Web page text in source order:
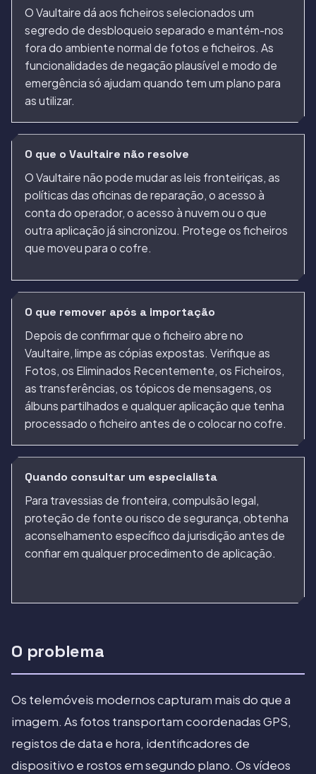
O Vaultaire dá aos ficheiros selecionados um
segredo de desbloqueio separado e mantém-nos
fora do ambiente normal de fotos e ficheiros. As
funcionalidades de negação plausível e modo de
emergência só ajudam quando tem um plano para
as utilizar.
O que o Vaultaire não resolve
O Vaultaire não pode mudar as leis fronteiriças, as
políticas das oficinas de reparação, o acesso à
conta do operador, o acesso à nuvem ou o que
outra aplicação já sincronizou. Protege os ficheiros
que moveu para o cofre.
O que remover após a importação
Depois de confirmar que o ficheiro abre no
Vaultaire, limpe as cópias expostas. Verifique as
Fotos, os Eliminados Recentemente, os Ficheiros,
as transferências, os tópicos de mensagens, os
álbuns partilhados e qualquer aplicação que tenha
processado o ficheiro antes de o colocar no cofre.
Quando consultar um especialista
Para travessias de fronteira, compulsão legal,
proteção de fonte ou risco de segurança, obtenha
aconselhamento específico da jurisdição antes de
confiar em qualquer procedimento de aplicação.
O problema
Os telemóveis modernos capturam mais do que a
imagem. As fotos transportam coordenadas GPS,
registos de data e hora, identificadores de
dispositivo e rostos em segundo plano. Os vídeos